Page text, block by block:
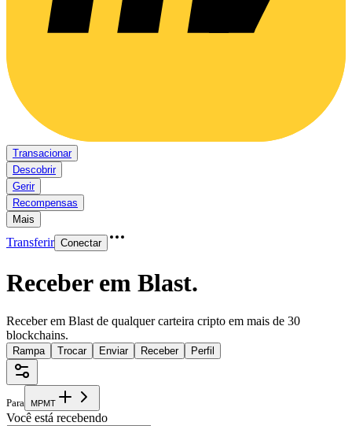
Transacionar
Descobrir
Gerir
Recompensas
Mais
Transferir Conectar
Receber em Blast.
Receber em Blast de qualquer carteira cripto em mais de 30
blockchains.
Rampa Trocar Enviar Receber Perfil
Para MPMT
Você está recebendo